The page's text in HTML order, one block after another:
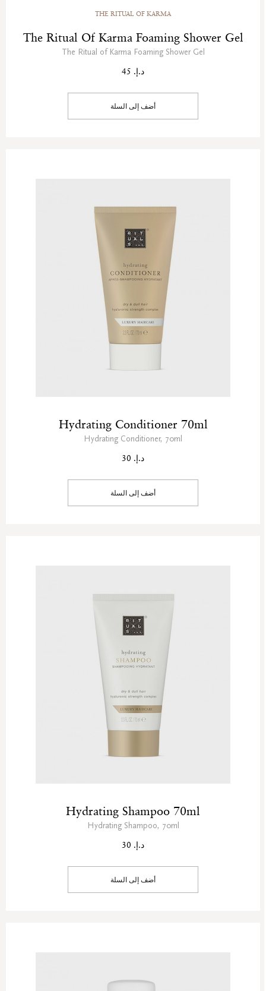
THE RITUAL OF KARMA
The Ritual Of Karma Foaming Shower Gel
The Ritual of Karma Foaming Shower Gel
د.إ. 45
أضف إلى السلة
Hydrating Conditioner 70ml
Hydrating Conditioner, 70ml
د.إ. 30
أضف إلى السلة
Hydrating Shampoo 70ml
Hydrating Shampoo, 70ml
د.إ. 30
أضف إلى السلة